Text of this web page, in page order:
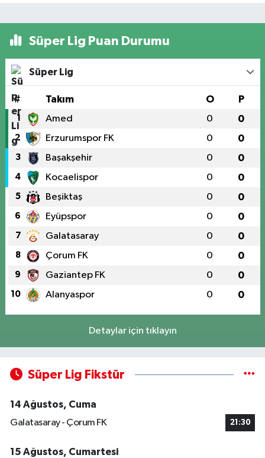
Süper Lig Puan Durumu
Süper Lig
# Takım O P
1 Amed 0 0
2 Erzurumspor FK 0 0
3 Başakşehir 0 0
4 Kocaelispor 0 0
5 Beşiktaş 0 0
6 Eyüpspor 0 0
7 Galatasaray 0 0
8 Çorum FK 0 0
9 Gaziantep FK 0 0
10 Alanyaspor 0 0
Detaylar için tıklayın
Süper Lig Fikstür
14 Ağustos, Cuma
Galatasaray - Çorum FK
21:30
15 Ağustos, Cumartesi